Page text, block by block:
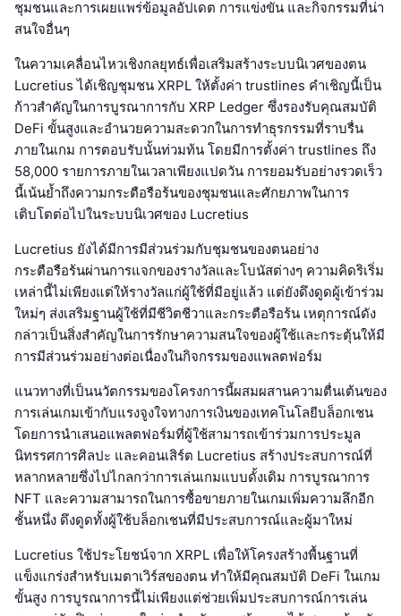
ชุมชนและการเผยแพร่ข้อมูลอัปเดต การแข่งขัน และกิจกรรมที่น่า
สนใจอื่นๆ
ในความเคลื่อนไหวเชิงกลยุทธ์เพื่อเสริมสร้างระบบนิเวศของตน
Lucretius ได้เชิญชุมชน XRPL ให้ตั้งค่า trustlines คำเชิญนี้เป็น
ก้าวสำคัญในการบูรณาการกับ XRP Ledger ซึ่งรองรับคุณสมบัติ
DeFi ขั้นสูงและอำนวยความสะดวกในการทำธุรกรรมที่ราบรื่น
ภายในเกม การตอบรับนั้นท่วมท้น โดยมีการตั้งค่า trustlines ถึง
58,000 รายการภายในเวลาเพียงแปดวัน การยอมรับอย่างรวดเร็ว
นี้เน้นย้ำถึงความกระตือรือร้นของชุมชนและศักยภาพในการ
เติบโตต่อไปในระบบนิเวศของ Lucretius
Lucretius ยังได้มีการมีส่วนร่วมกับชุมชนของตนอย่าง
กระตือรือร้นผ่านการแจกของรางวัลและโบนัสต่างๆ ความคิดริเริ่ม
เหล่านี้ไม่เพียงแต่ให้รางวัลแก่ผู้ใช้ที่มีอยู่แล้ว แต่ยังดึงดูดผู้เข้าร่วม
ใหม่ๆ ส่งเสริมฐานผู้ใช้ที่มีชีวิตชีวาและกระตือรือร้น เหตุการณ์ดัง
กล่าวเป็นสิ่งสำคัญในการรักษาความสนใจของผู้ใช้และกระตุ้นให้มี
การมีส่วนร่วมอย่างต่อเนื่องในกิจกรรมของแพลตฟอร์ม
แนวทางที่เป็นนวัตกรรมของโครงการนี้ผสมผสานความตื่นเต้นของ
การเล่นเกมเข้ากับแรงจูงใจทางการเงินของเทคโนโลยีบล็อกเชน
โดยการนำเสนอแพลตฟอร์มที่ผู้ใช้สามารถเข้าร่วมการประมูล
นิทรรศการศิลปะ และคอนเสิร์ต Lucretius สร้างประสบการณ์ที่
หลากหลายซึ่งไปไกลกว่าการเล่นเกมแบบดั้งเดิม การบูรณาการ
NFT และความสามารถในการซื้อขายภายในเกมเพิ่มความลึกอีก
ชั้นหนึ่ง ดึงดูดทั้งผู้ใช้บล็อกเชนที่มีประสบการณ์และผู้มาใหม่
Lucretius ใช้ประโยชน์จาก XRPL เพื่อให้โครงสร้างพื้นฐานที่
แข็งแกร่งสำหรับเมตาเวิร์สของตน ทำให้มีคุณสมบัติ DeFi ในเกม
ขั้นสูง การบูรณาการนี้ไม่เพียงแต่ช่วยเพิ่มประสบการณ์การเล่น